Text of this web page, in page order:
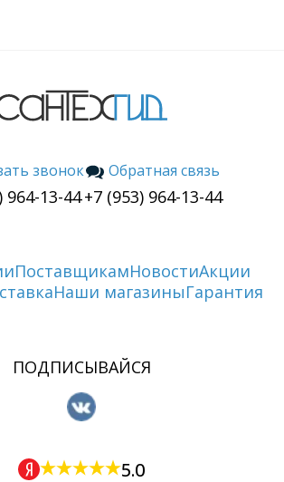
звонок
964-13-44
Обратная связь
+7 (953) 964-13-44
ПоставщикамНовостиАкции
Наши магазиныГарантия
ПОДПИСЫВАЙСЯ
5.0